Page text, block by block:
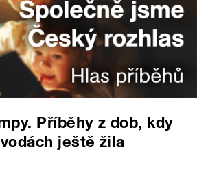
Příběhy z dob, kdy
ještě žila